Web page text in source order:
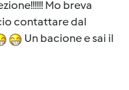
Mo breva
contattare dal
Un bacione e sai il